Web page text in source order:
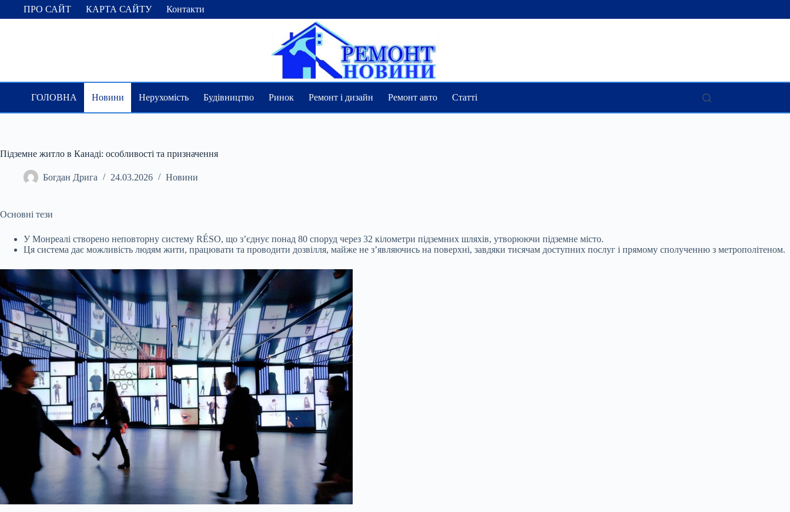
ПерейтиПРО САЙТ КАРТА САЙТУ Контакти
ГОЛОВНА Новини Нерухомість Будівництво Ринок Ремонт і дизайн Ремонт авто Статті
Підземне житло в Канаді: особливості та призначення
Богдан Дрига 24.03.2026 Новини
Основні тези
У Монреалі створено неповторну систему RÉSO, що з’єднує понад 80 споруд через 32 кілометри підземних шляхів, утворюючи підземне місто.
Ця система дає можливість людям жити, працювати та проводити дозвілля, майже не з’являючись на поверхні, завдяки тисячам доступних послуг і прямому сполученню з метрополітеном.